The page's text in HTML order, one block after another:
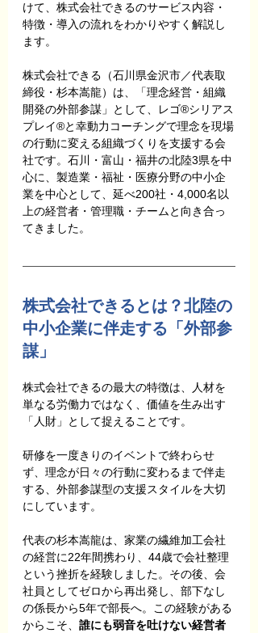
けて、株式会社できるのサービス内容・
特徴・導入の流れをわかりやすく解説し
ます。
株式会社できる（石川県金沢市／代表取
締役・杉本嵩龍）は、「理念経営・組織
開発の外部参謀」として、レゴ®シリアス
プレイ®と幸動力コーチングで理念を現場
の行動に変える組織づくりを支援する会
社です。石川・富山・福井の北陸3県を中
心に、製造業・福祉・医療分野の中小企
業を中心として、延べ200社・4,000名以
上の経営者・管理職・チームと向き合っ
てきました。
株式会社できるとは？北陸の
中小企業に伴走する「外部参
謀」
株式会社できるの最大の特徴は、人材を
単なる労働力ではなく、価値を生み出す
「人財」として捉えることです。
研修を一度きりのイベントで終わらせ
ず、理念が日々の行動に変わるまで伴走
する、外部参謀型の支援スタイルを大切
にしています。
代表の杉本嵩龍は、家業の繊維加工会社
の経営に22年間携わり、44歳で会社整理
という挫折を経験しました。その後、会
社員としてゼロから再出発し、部下なし
の係長から5年で部長へ。この経験がある
からこそ、 誰にも弱音を吐けない経営者